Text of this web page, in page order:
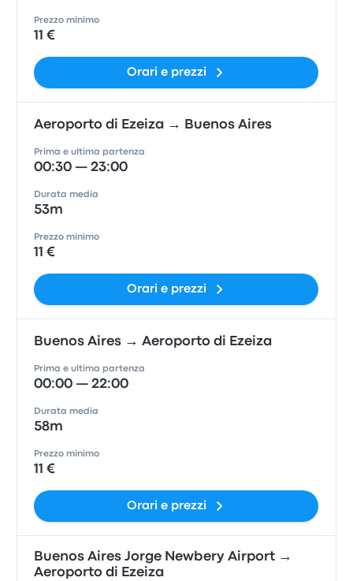
Prezzo minimo
11 €
Orari e prezzi
Aeroporto di Ezeiza → Buenos Aires
Prima e ultima partenza
00:30 — 23:00
Durata media
53m
Prezzo minimo
11 €
Orari e prezzi
Buenos Aires → Aeroporto di Ezeiza
Prima e ultima partenza
00:00 — 22:00
Durata media
58m
Prezzo minimo
11 €
Orari e prezzi
Buenos Aires Jorge Newbery Airport →
Aeroporto di Ezeiza